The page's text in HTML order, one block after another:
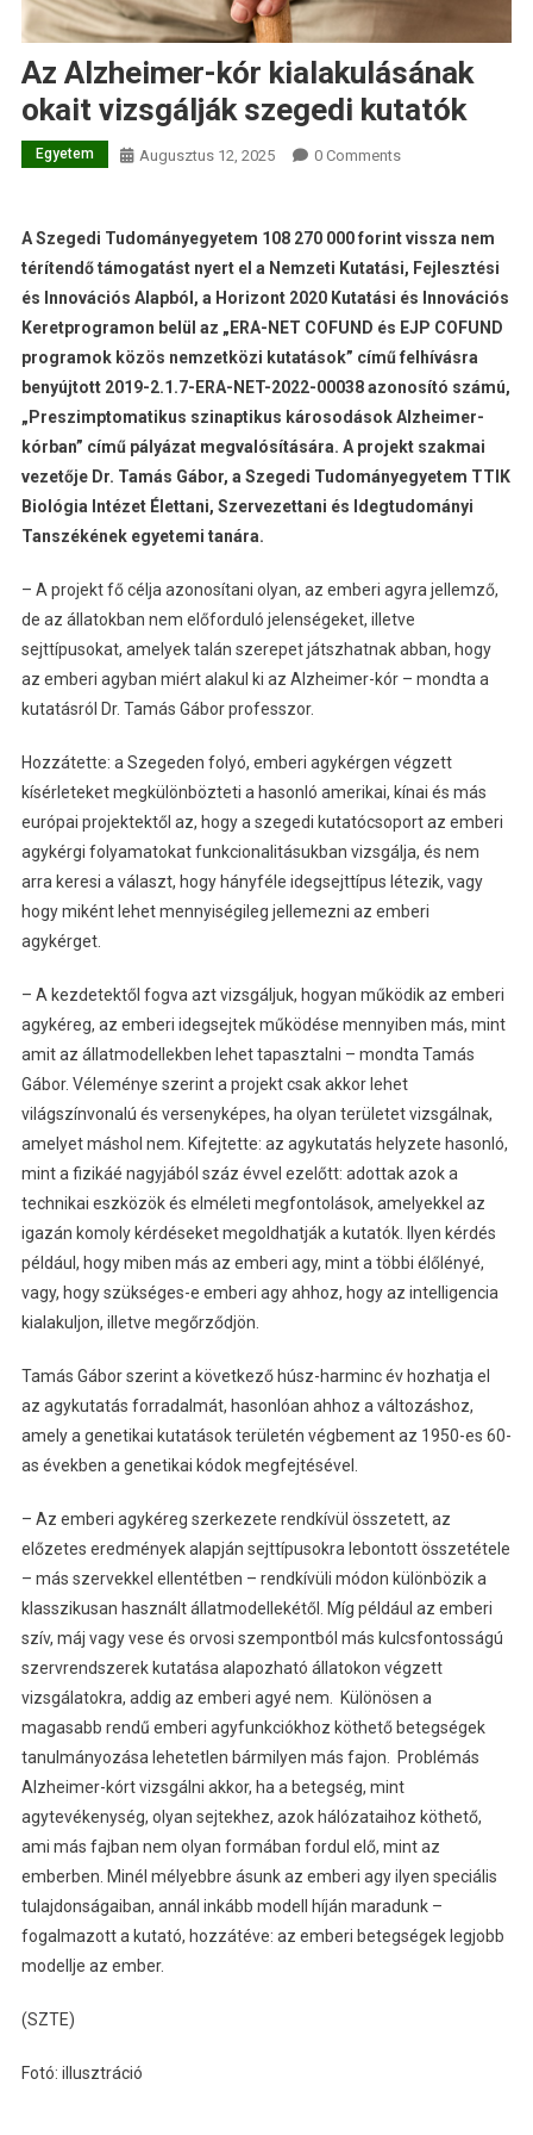
Az Alzheimer-kór kialakulásának
okait vizsgálják szegedi kutatók
Egyetem Augusztus 12, 2025 0 Comments
A Szegedi Tudományegyetem 108 270 000 forint vissza nem
térítendő támogatást nyert el a Nemzeti Kutatási, Fejlesztési
és Innovációs Alapból, a Horizont 2020 Kutatási és Innovációs
Keretprogramon belül az „ERA-NET COFUND és EJP COFUND
programok közös nemzetközi kutatások” című felhívásra
benyújtott 2019-2.1.7-ERA-NET-2022-00038 azonosító számú,
„Preszimptomatikus szinaptikus károsodások Alzheimer-
kórban” című pályázat megvalósítására. A projekt szakmai
vezetője Dr. Tamás Gábor, a Szegedi Tudományegyetem TTIK
Biológia Intézet Élettani, Szervezettani és Idegtudományi
Tanszékének egyetemi tanára.
– A projekt fő célja azonosítani olyan, az emberi agyra jellemző,
de az állatokban nem előforduló jelenségeket, illetve
sejttípusokat, amelyek talán szerepet játszhatnak abban, hogy
az emberi agyban miért alakul ki az Alzheimer-kór – mondta a
kutatásról Dr. Tamás Gábor professzor.
Hozzátette: a Szegeden folyó, emberi agykérgen végzett
kísérleteket megkülönbözteti a hasonló amerikai, kínai és más
európai projektektől az, hogy a szegedi kutatócsoport az emberi
agykérgi folyamatokat funkcionalitásukban vizsgálja, és nem
arra keresi a választ, hogy hányféle idegsejttípus létezik, vagy
hogy miként lehet mennyiségileg jellemezni az emberi
agykérget.
– A kezdetektől fogva azt vizsgáljuk, hogyan működik az emberi
agykéreg, az emberi idegsejtek működése mennyiben más, mint
amit az állatmodellekben lehet tapasztalni – mondta Tamás
Gábor. Véleménye szerint a projekt csak akkor lehet
világszínvonalú és versenyképes, ha olyan területet vizsgálnak,
amelyet máshol nem. Kifejtette: az agykutatás helyzete hasonló,
mint a fizikáé nagyjából száz évvel ezelőtt: adottak azok a
technikai eszközök és elméleti megfontolások, amelyekkel az
igazán komoly kérdéseket megoldhatják a kutatók. Ilyen kérdés
például, hogy miben más az emberi agy, mint a többi élőlényé,
vagy, hogy szükséges-e emberi agy ahhoz, hogy az intelligencia
kialakuljon, illetve megőrződjön.
Tamás Gábor szerint a következő húsz-harminc év hozhatja el
az agykutatás forradalmát, hasonlóan ahhoz a változáshoz,
amely a genetikai kutatások területén végbement az 1950-es 60-
as években a genetikai kódok megfejtésével.
– Az emberi agykéreg szerkezete rendkívül összetett, az
előzetes eredmények alapján sejttípusokra lebontott összetétele
– más szervekkel ellentétben – rendkívüli módon különbözik a
klasszikusan használt állatmodellekétől. Míg például az emberi
szív, máj vagy vese és orvosi szempontból más kulcsfontosságú
szervrendszerek kutatása alapozható állatokon végzett
vizsgálatokra, addig az emberi agyé nem. Különösen a
magasabb rendű emberi agyfunkciókhoz köthető betegségek
tanulmányozása lehetetlen bármilyen más fajon. Problémás
Alzheimer-kórt vizsgálni akkor, ha a betegség, mint
agytevékenység, olyan sejtekhez, azok hálózataihoz köthető,
ami más fajban nem olyan formában fordul elő, mint az
emberben. Minél mélyebbre ásunk az emberi agy ilyen speciális
tulajdonságaiban, annál inkább modell híján maradunk –
fogalmazott a kutató, hozzátéve: az emberi betegségek legjobb
modellje az ember.
(SZTE)
Fotó: illusztráció